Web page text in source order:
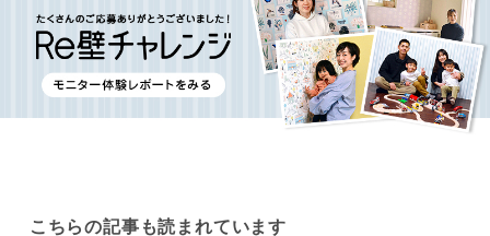
こちらの記事も読まれています